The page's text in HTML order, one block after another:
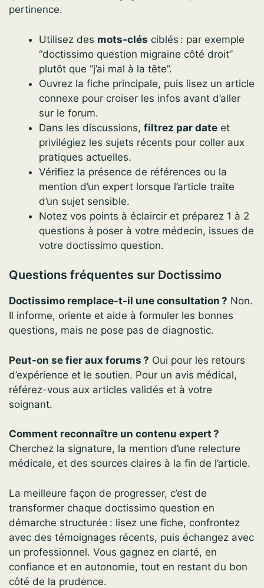
pertinence.
Utilisez des mots-clés ciblés : par exemple
“doctissimo question migraine côté droit”
plutôt que “j’ai mal à la tête”.
Ouvrez la fiche principale, puis lisez un article
connexe pour croiser les infos avant d’aller
sur le forum.
Dans les discussions, filtrez par date et
privilégiez les sujets récents pour coller aux
pratiques actuelles.
Vérifiez la présence de références ou la
mention d’un expert lorsque l’article traite
d’un sujet sensible.
Notez vos points à éclaircir et préparez 1 à 2
questions à poser à votre médecin, issues de
votre doctissimo question.
Questions fréquentes sur Doctissimo
Doctissimo remplace-t-il une consultation ? Non.
Il informe, oriente et aide à formuler les bonnes
questions, mais ne pose pas de diagnostic.
Peut-on se fier aux forums ? Oui pour les retours
d’expérience et le soutien. Pour un avis médical,
référez-vous aux articles validés et à votre
soignant.
Comment reconnaître un contenu expert ?
Cherchez la signature, la mention d’une relecture
médicale, et des sources claires à la fin de l’article.
La meilleure façon de progresser, c’est de
transformer chaque doctissimo question en
démarche structurée : lisez une fiche, confrontez
avec des témoignages récents, puis échangez avec
un professionnel. Vous gagnez en clarté, en
confiance et en autonomie, tout en restant du bon
côté de la prudence.